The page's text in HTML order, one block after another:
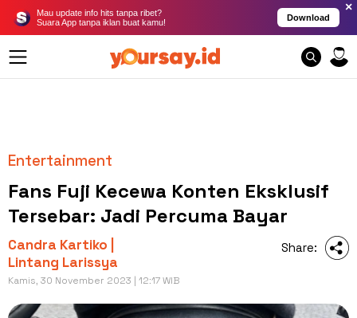
Mau update info hits tanpa ribet?
Suara App tanpa iklan buat kamu!
Download
×
Entertainment
Fans Fuji Kecewa Konten Eksklusif
Tersebar: Jadi Percuma Bayar
Candra Kartiko |
Lintang Larissya
Kamis, 30 November 2023 | 12:17 WIB
Share: